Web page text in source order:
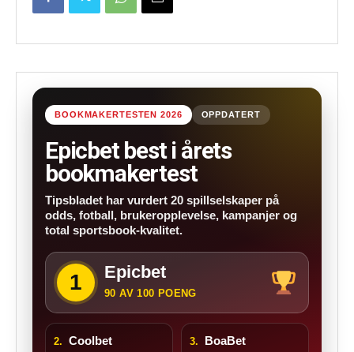
BOOKMAKERTESTEN 2026 OPPDATERT
Epicbet best i årets
bookmakertest
Tipsbladet har vurdert 20 spillselskaper på
odds, fotball, brukeropplevelse, kampanjer og
total sportsbook-kvalitet.
1 Epicbet
90 AV 100 POENG
2. Coolbet 3. BoaBet